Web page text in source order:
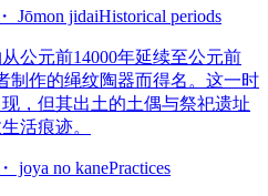
Jōmon jidaiHistorical periods
公元前14000年延续至公元前
制作的绳纹陶器而得名。这一时
，但其出土的土偶与祭祀遗址
活痕迹。
joya no kanePractices